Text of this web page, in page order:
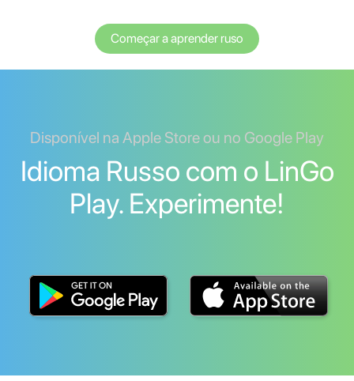
Começar a aprender ruso
Disponível na Apple Store ou no Google Play
Idioma Russo com o LinGo
Play. Experimente!